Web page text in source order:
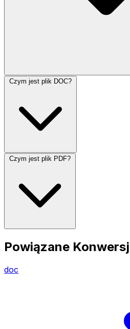
Czym jest plik DOC?
Czym jest plik PDF?
Powiązane
doc